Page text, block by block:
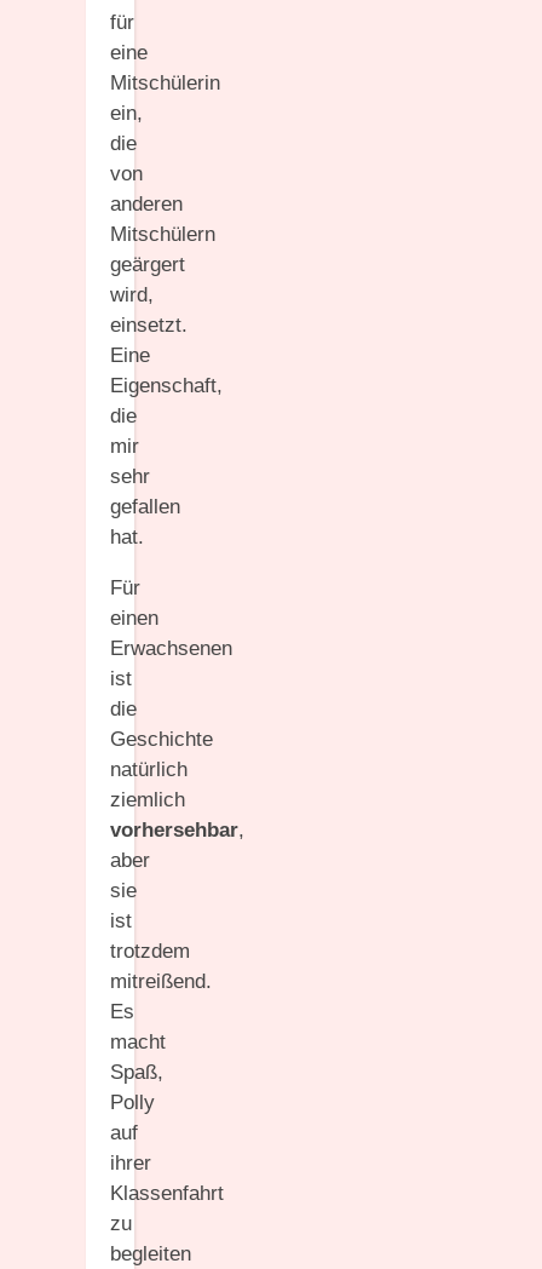
für
eine
Mitschülerin
ein,
die
von
anderen
Mitschülern
geärgert
wird,
einsetzt.
Eine
Eigenschaft,
die
mir
sehr
gefallen
hat.
Für
einen
Erwachsenen
ist
die
Geschichte
natürlich
ziemlich
vorhersehbar,
aber
sie
ist
trotzdem
mitreißend.
Es
macht
Spaß,
Polly
auf
ihrer
Klassenfahrt
zu
begleiten